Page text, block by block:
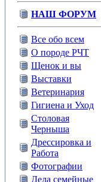
НАШ ФОРУМ
Все обо всем
О породе РЧТ
Щенок и вы
Выставки
Ветеринария
Гигиена и Уход
Столовая
Черныша
Дрессировка и
Работа
Фотографии
Дела семейные